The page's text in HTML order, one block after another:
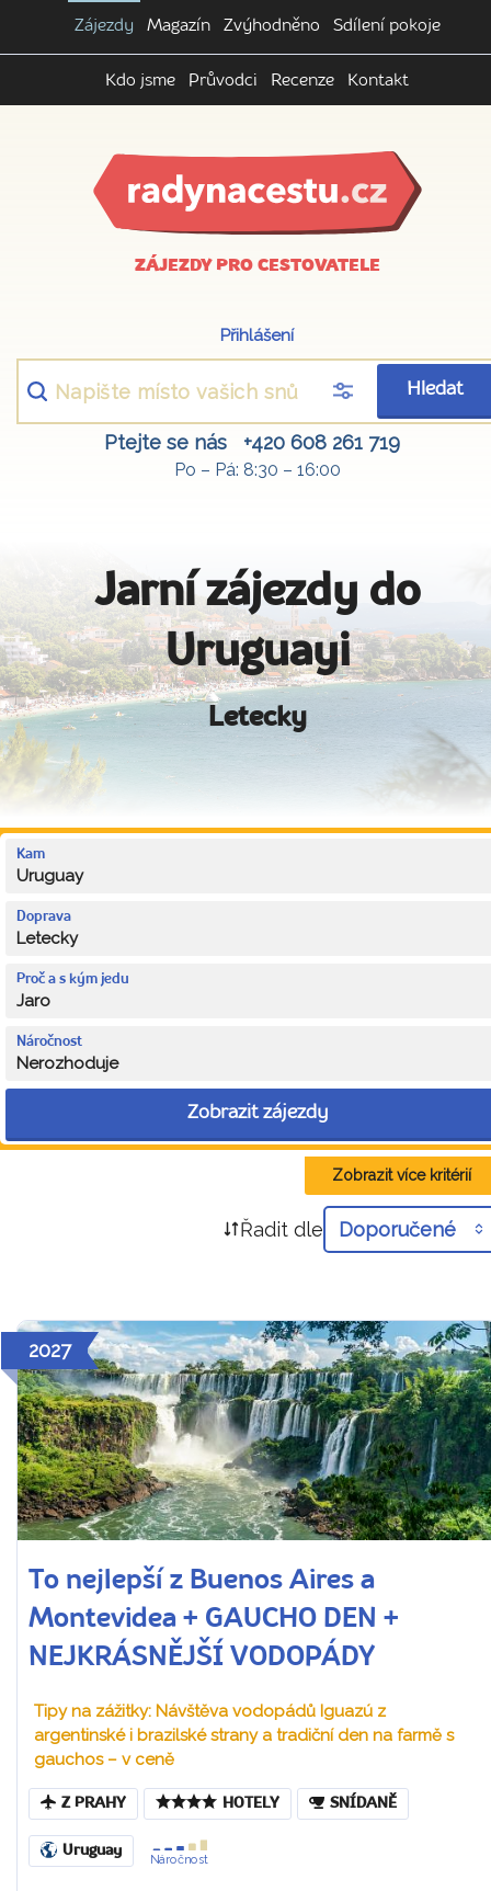
Zájezdy Magazín Zvýhodněno Sdílení pokoje
Kdo jsme Průvodci Recenze Kontakt
ZÁJEZDY PRO CESTOVATELE
Přihlášení
Hledat
Ptejte se nás +420 608 261 719
Po – Pá: 8:30 – 16:00
Jarní zájezdy do
Uruguayi
Letecky
Kam
Uruguay
Doprava
Letecky
Proč a s kým jedu
Jaro
Náročnost
Nerozhoduje
Zobrazit zájezdy
Zobrazit více kritérií
Řadit dle Doporučené
2027
To nejlepší z Buenos Aires a
Montevidea + GAUCHO DEN +
NEJKRÁSNĚJŠÍ VODOPÁDY
Tipy na zážitky: Návštěva vodopádů Iguazú z
argentinské i brazilské strany a tradiční den na farmě s
gauchos – v ceně
Z PRAHY HOTELY SNÍDANĚ
Uruguay
Náročnost